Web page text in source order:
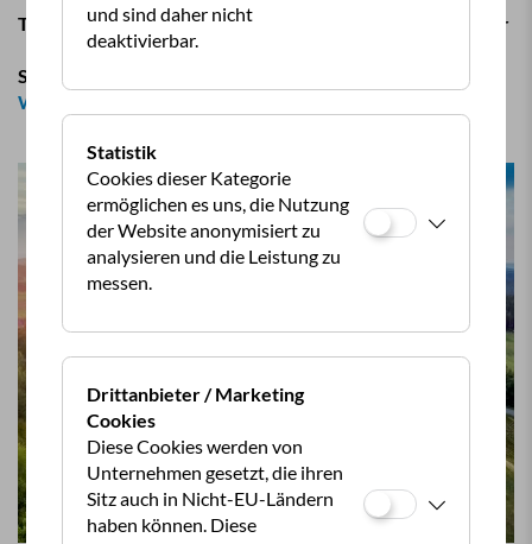
Teilnehmer: max. 10 Familien, exklusiv für ÖCC Mitglieder
Siehe auch:
Waldviertel (gasthof-einfalt.at)
und sind daher nicht
deaktivierbar.
Statistik
Cookies dieser Kategorie
ermöglichen es uns, die Nutzung
der Website anonymisiert zu
analysieren und die Leistung zu
messen.
Drittanbieter / Marketing
Cookies
Diese Cookies werden von
Unternehmen gesetzt, die ihren
Sitz auch in Nicht-EU-Ländern
haben können. Diese